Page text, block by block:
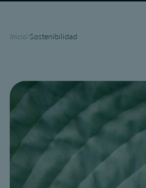
Inicio Sostenibilidad